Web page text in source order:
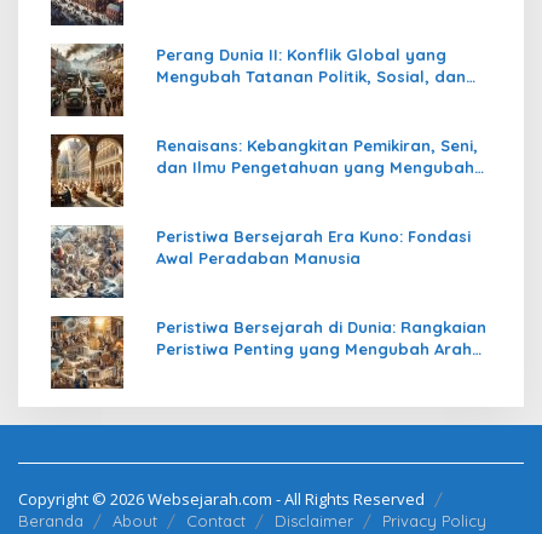
Perang Dunia II: Konflik Global yang
Mengubah Tatanan Politik, Sosial, dan
Renaisans: Kebangkitan Pemikiran, Seni,
dan Ilmu Pengetahuan yang Mengubah
Peristiwa Bersejarah Era Kuno: Fondasi
Awal Peradaban Manusia
Peristiwa Bersejarah di Dunia: Rangkaian
Peristiwa Penting yang Mengubah Arah
Copyright © 2026 Websejarah.com - All Rights Reserved
Beranda About Contact Disclaimer Privacy Policy